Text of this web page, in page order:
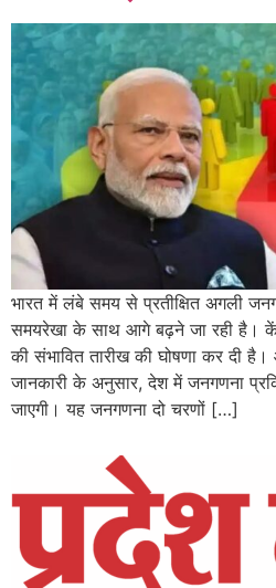
भारत में लंबे समय से प्रतीक्षित अगली
समयरेखा के साथ आगे बढ़ने जा रही है।
की संभावित तारीख की घोषणा कर दी
जानकारी के अनुसार, देश में जनगणना
जाएगी। यह जनगणना दो चरणों […]